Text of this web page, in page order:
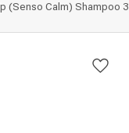
Calm)